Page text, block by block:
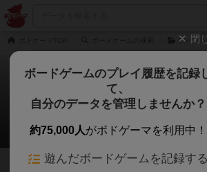
アバブ＆
アバブ＆ビロウ：ホー
ハナチャのリプレイ日記（2026年5
1 1
閉
ボードゲームのプレイ履歴を記録
て、
自分のデータを管理しませんか？
約75,000人がボドゲーマを利用中！
遊んだボードゲームを記録する